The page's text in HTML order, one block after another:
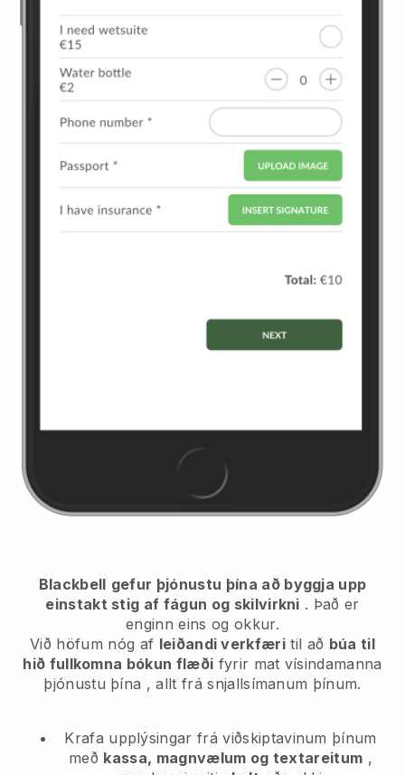
Blackbell gefur þjónustu þína að byggja upp
einstakt stig af fágun og skilvirkni . Það er
enginn eins og okkur.
Við höfum nóg af leiðandi verkfæri til að búa til
hið fullkomna bókun flæði fyrir mat vísindamanna
þjónustu þína , allt frá snjallsímanum þínum.
Krafa upplýsingar frá viðskiptavinum þínum
með kassa, magnvælum og textareitum ,